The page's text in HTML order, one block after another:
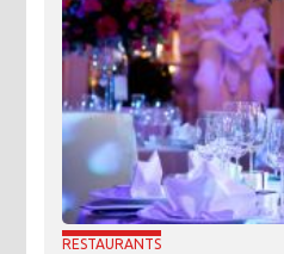
RESTAURANTS